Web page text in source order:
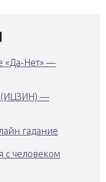
«Да-Нет» —
(ИЦЗИН) —
гадание
с человеком